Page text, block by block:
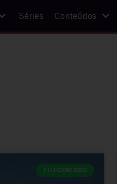
Séries Conteúdos
E EU COM ISSO